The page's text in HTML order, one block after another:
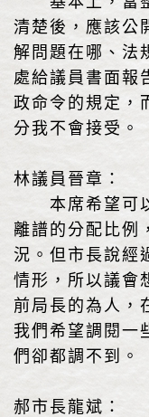
清楚後，應該公
解問題在哪、法
處給議員書面報
政命令的規定，
分我不會接受。
林議員晉章：
本席希望可以
離譜的分配比例
況。但市長說經
情形，所以議會
前局長的為人，
我們希望調閱一
們卻都調不到。
郝市長龍斌：